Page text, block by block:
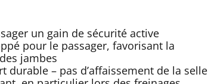
un gain de sécurité active
pour le passager, favorisant la
jambes
– pas d’affaissement de la selle